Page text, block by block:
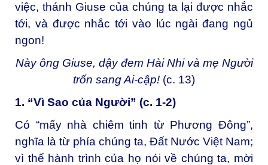
việc, thánh Giuse của chúng ta lại được nhắc
tới, và được nhắc tới vào lúc ngài đang ngủ
ngon!
Này ông Giuse, dậy đem Hài Nhi và mẹ Người
trốn sang Ai-cập! (c. 13)
1. “Vì Sao của Người” (c. 1-2)
Có “mấy nhà chiêm tinh từ Phương Đông”,
nghĩa là từ phía chúng ta, Đất Nước Việt Nam;
vì thế hành trình của họ nói về chúng ta, mời